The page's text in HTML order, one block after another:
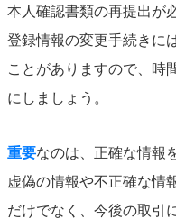
本人確認書類の再提出が
登録情報の変更手続きに
ことがありますので、時
にしましょう。
重要なのは、正確な情報
虚偽の情報や不正確な情
だけでなく、今後の取引